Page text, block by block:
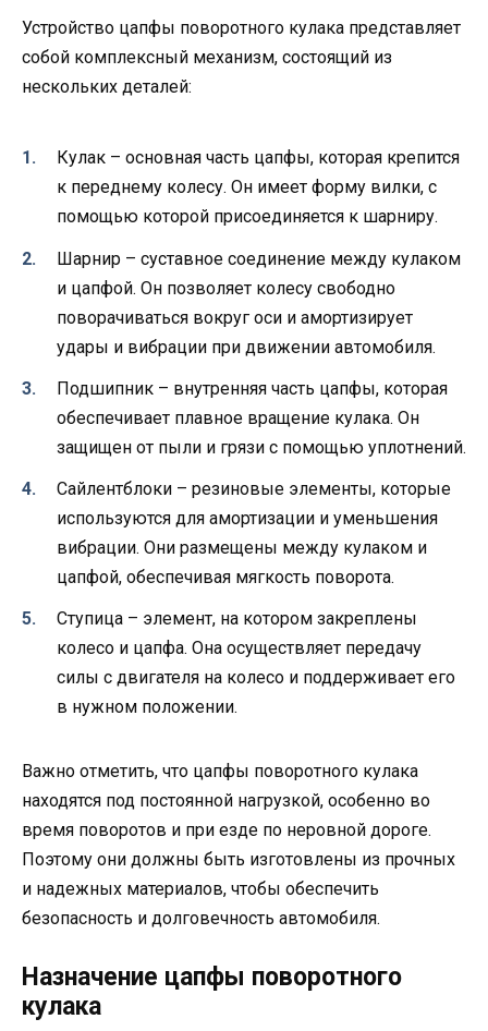
Устройство цапфы поворотного кулака представляет
собой комплексный механизм, состоящий из
нескольких деталей:
Кулак – основная часть цапфы, которая крепится
к переднему колесу. Он имеет форму вилки, с
помощью которой присоединяется к шарниру.
Шарнир – суставное соединение между кулаком
и цапфой. Он позволяет колесу свободно
поворачиваться вокруг оси и амортизирует
удары и вибрации при движении автомобиля.
Подшипник – внутренняя часть цапфы, которая
обеспечивает плавное вращение кулака. Он
защищен от пыли и грязи с помощью уплотнений.
Сайлентблоки – резиновые элементы, которые
используются для амортизации и уменьшения
вибрации. Они размещены между кулаком и
цапфой, обеспечивая мягкость поворота.
Ступица – элемент, на котором закреплены
колесо и цапфа. Она осуществляет передачу
силы с двигателя на колесо и поддерживает его
в нужном положении.
Важно отметить, что цапфы поворотного кулака
находятся под постоянной нагрузкой, особенно во
время поворотов и при езде по неровной дороге.
Поэтому они должны быть изготовлены из прочных
и надежных материалов, чтобы обеспечить
безопасность и долговечность автомобиля.
Назначение цапфы поворотного
кулака